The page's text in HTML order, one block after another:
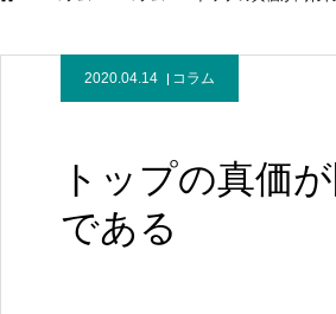
2020.04.14 コラム
トップの真価
である